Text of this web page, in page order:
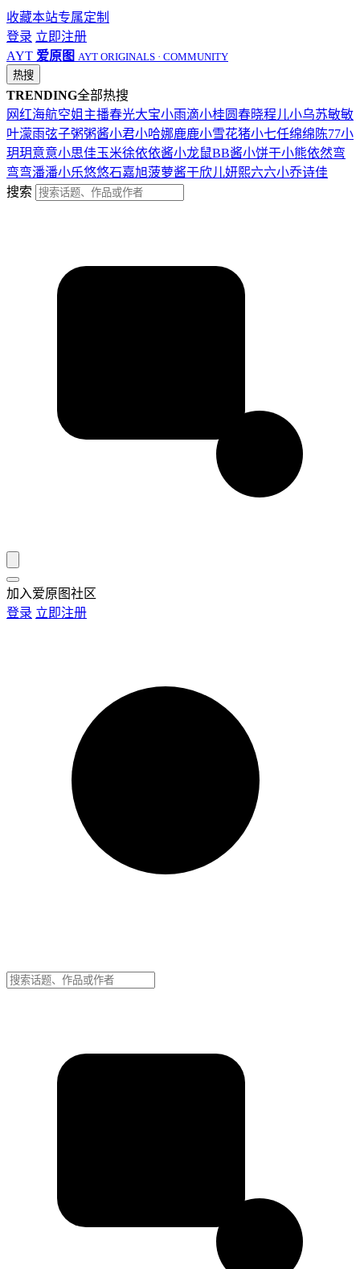
收藏本站专属定制
登录 立即注册
AYT 爱原图 AYT ORIGINALS · COMMUNITY
热搜
TRENDING全部热搜
网红海航空姐 主播春光大宝小雨滴小桂圆春晓程儿小乌苏敏敏
叶濛雨弦子粥粥酱小君小哈娜鹿鹿小雪花猪小七任绵绵 陈77小
玥玥意意小思佳玉米徐依依酱小龙鼠BB酱小饼干小熊依然弯
弯弯潘潘小乐悠悠石嘉旭菠萝酱于欣儿妍熙六六小乔诗佳
搜索
加入爱原图社区
登录 立即注册